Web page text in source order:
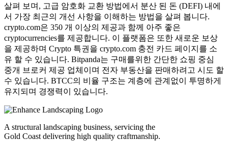
살펴 보며, 고급 암호화 교환 방법에서 분산 된 돈 (DEFI) 내에
서 가장 최근의 개선 사항을 이해하는 방법을 살펴 봅니다.
crypto.com은 350 개 이상의 제공과 함께 아주 좋은
cryptocurrencies를 제공합니다. 이 플랫폼은 또한 새로운 보상
을 제공하며 Crypto 특권을 crypto.com 충전 카드 페이지를 소
유 할 수 있습니다. Bitpanda는 구매를위한 간단한 쇼핑 중심
중개 브로커 제공 업체이며 전자 부동산을 판매하려고 시도 할
수 있습니다. BTCC의 비율 구조는 계층에 관계없이 투명하게
유지되며 경쟁력이 있습니다.
A structural landscaping business, servicing the
Gold Coast delivering high quality craftmanship.